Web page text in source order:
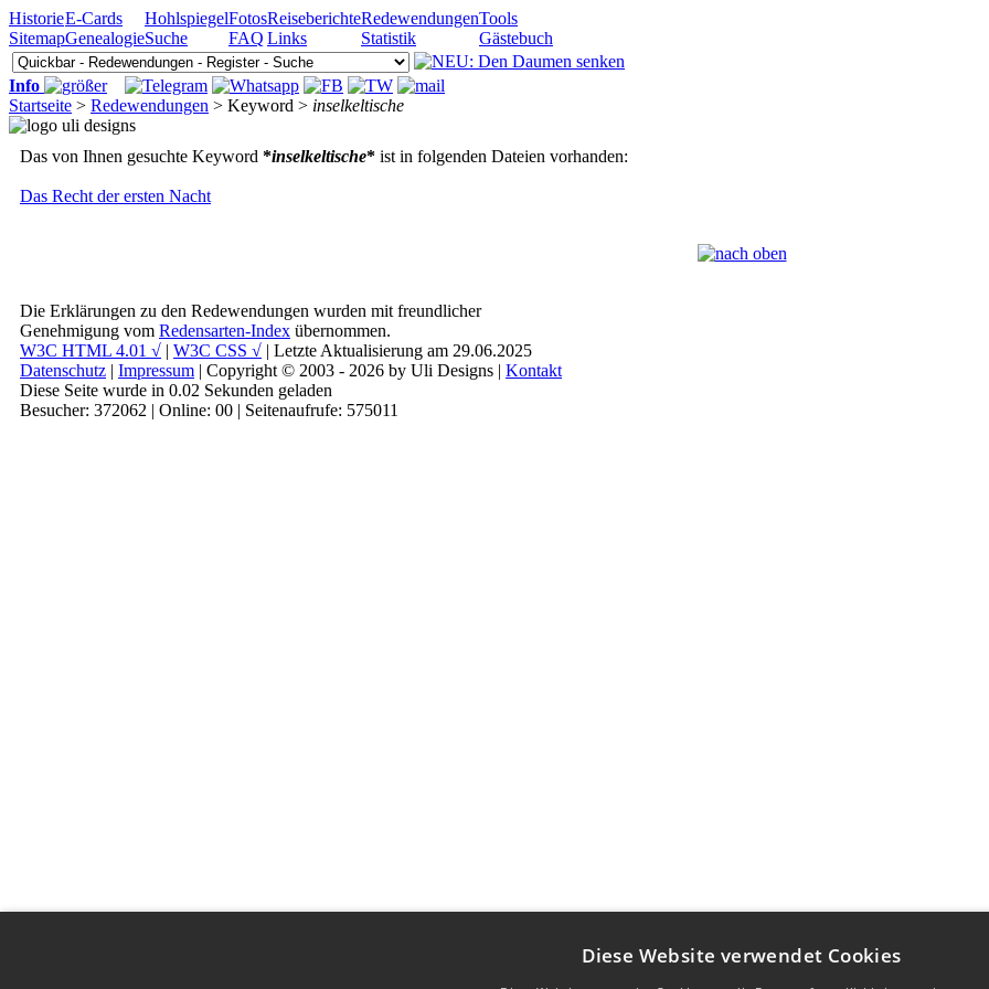
HistorieE-Cards HohlspiegelFotosReiseberichteRedewendungenTools
SitemapGenealogieSuche FAQ Links Statistik Gästebuch
Info
Startseite > Redewendungen > Keyword > inselkeltische
Das von Ihnen gesuchte Keyword *inselkeltische* ist in folgenden Dateien vorhanden:
Das Recht der ersten Nacht
Die Erklärungen zu den Redewendungen wurden mit freundlicher
Genehmigung vom Redensarten-Index übernommen.
W3C HTML 4.01 √ | W3C CSS √ | Letzte Aktualisierung am 29.06.2025
Datenschutz | Impressum | Copyright © 2003 - 2026 by Uli Designs | Kontakt
Diese Seite wurde in 0.02 Sekunden geladen
Besucher: 372062 | Online: 00 | Seitenaufrufe: 575011
Diese Website verwendet Cookies